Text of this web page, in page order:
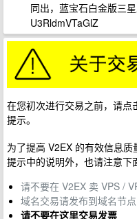
同出，蓝宝石白金版三
U3RldmVTaGlZ
在您初次进行交易之前，请
提示。
为了提高 V2EX 的有效信息
提示中的说明外，也请注意下
请不要在 V2EX 卖 VPS /
域名交易请发布到域名节点
请不要在这里交易发票